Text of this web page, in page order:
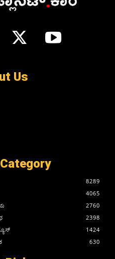
Us
8289
4065
2760
2398
1424
630